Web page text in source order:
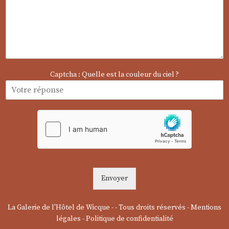
o
Captcha : Quelle est la couleur du ciel ?
Envoyer
La Galerie de l'Hôtel de Wicque - - Tous droits réservés -Mentions
légales -Politique de confidentialité